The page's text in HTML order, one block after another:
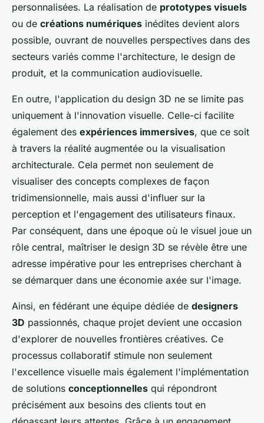
personnalisées. La réalisation de prototypes visuels
ou de créations numériques inédites devient alors
possible, ouvrant de nouvelles perspectives dans des
secteurs variés comme l'architecture, le design de
produit, et la communication audiovisuelle.
En outre, l'application du design 3D ne se limite pas
uniquement à l'innovation visuelle. Celle-ci facilite
également des expériences immersives, que ce soit
à travers la réalité augmentée ou la visualisation
architecturale. Cela permet non seulement de
visualiser des concepts complexes de façon
tridimensionnelle, mais aussi d'influer sur la
perception et l'engagement des utilisateurs finaux.
Par conséquent, dans une époque où le visuel joue un
rôle central, maîtriser le design 3D se révèle être une
adresse impérative pour les entreprises cherchant à
se démarquer dans une économie axée sur l'image.
Ainsi, en fédérant une équipe dédiée de designers
3D passionnés, chaque projet devient une occasion
d'explorer de nouvelles frontières créatives. Ce
processus collaboratif stimule non seulement
l'excellence visuelle mais également l'implémentation
de solutions conceptionnelles qui répondront
précisément aux besoins des clients tout en